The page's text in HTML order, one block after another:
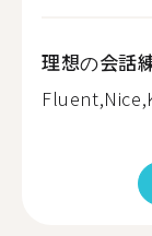
理想の会話